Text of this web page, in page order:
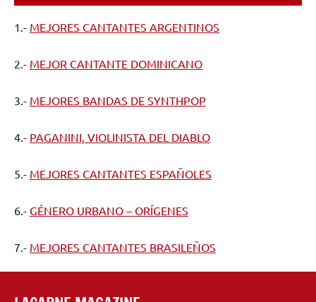
1.- MEJORES CANTANTES ARGENTINOS
2.- MEJOR CANTANTE DOMINICANO
3.- MEJORES BANDAS DE SYNTHPOP
4.- PAGANINI, VIOLINISTA DEL DIABLO
5.- MEJORES CANTANTES ESPAÑOLES
6.- GÉNERO URBANO – ORÍGENES
7.- MEJORES CANTANTES BRASILEÑOS